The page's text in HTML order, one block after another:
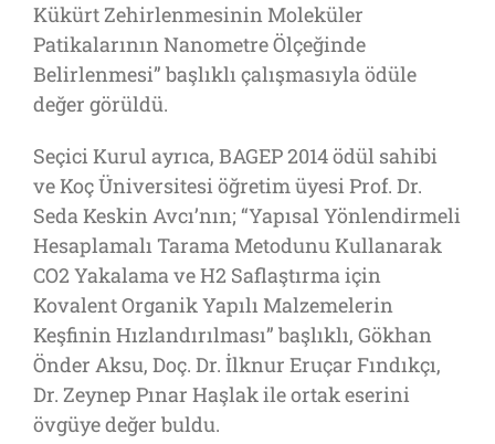
Kükürt Zehirlenmesinin Moleküler
Patikalarının Nanometre Ölçeğinde
Belirlenmesi” başlıklı çalışmasıyla ödüle
değer görüldü.
Seçici Kurul ayrıca, BAGEP 2014 ödül sahibi
ve Koç Üniversitesi öğretim üyesi Prof. Dr.
Seda Keskin Avcı’nın; “Yapısal Yönlendirmeli
Hesaplamalı Tarama Metodunu Kullanarak
CO2 Yakalama ve H2 Saflaştırma için
Kovalent Organik Yapılı Malzemelerin
Keşfinin Hızlandırılması” başlıklı, Gökhan
Önder Aksu, Doç. Dr. İlknur Eruçar Fındıkçı,
Dr. Zeynep Pınar Haşlak ile ortak eserini
övgüye değer buldu.